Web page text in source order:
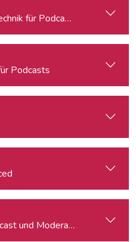
für Podcasts
Podcasts
und Moderation